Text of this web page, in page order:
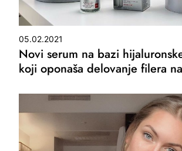
05.02.2021
Novi serum na bazi
koji oponaša delovanje filera